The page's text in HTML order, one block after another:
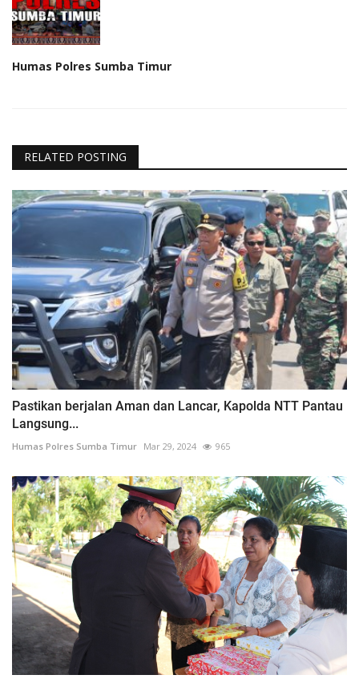
Humas Polres Sumba Timur
RELATED POSTING
Pastikan berjalan Aman dan Lancar, Kapolda NTT Pantau
Langsung...
Humas Polres Sumba Timur Mar 29, 2024 965